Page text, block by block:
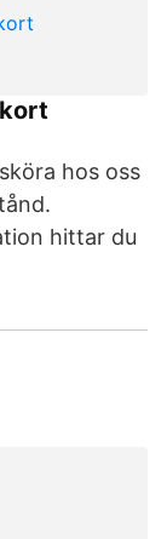
hos oss
hittar du